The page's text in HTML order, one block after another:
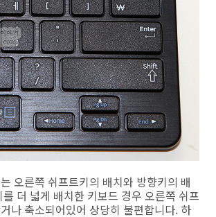
오른쪽 쉬프트키의 배치와 방향키의 배
더 넓게 배치한 키보드 경우 오른쪽 쉬프
나 축소되어있어 상당히 불편합니다. 하